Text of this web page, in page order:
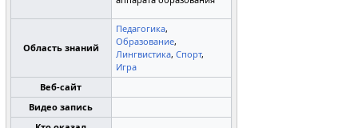
Область знаний
Педагогика,
Образование,
Лингвистика,Спорт,
Игра
Веб-сайт
Видео запись